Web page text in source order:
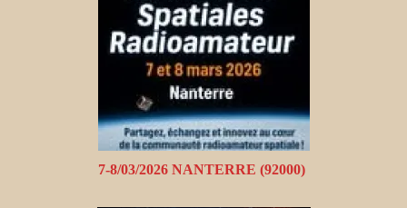
7-8/03/2026 NANTERRE (92000)